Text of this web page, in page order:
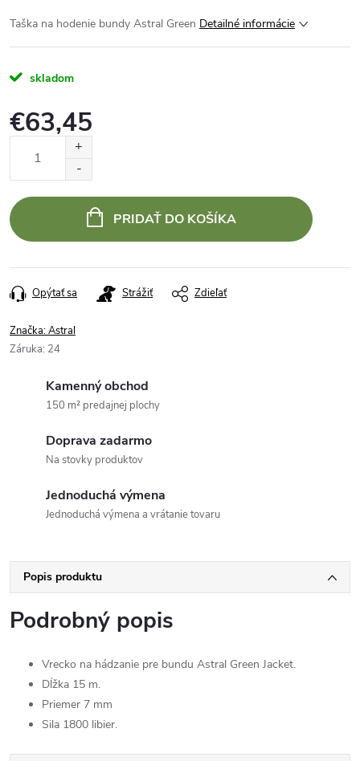
Taška na hodenie bundy Astral Green Detailné informácie
skladom
€63,45
PRIDAŤ DO KOŠÍKA
Opýtať sa Strážiť Zdieľať
Značka:Astral
Záruka: 24
Kamenný obchod
150 m² predajnej plochy
Doprava zadarmo
Na stovky produktov
Jednoduchá výmena
Jednoduchá výmena a vrátanie tovaru
Popis produktu
Podrobný popis
Vrecko na hádzanie pre bundu Astral Green Jacket.
Dĺžka 15 m.
Priemer 7 mm
Sila 1800 libier.